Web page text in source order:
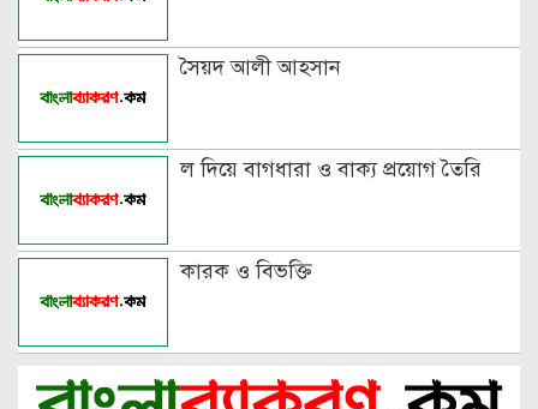
সৈয়দ আলী আহসান
ল দিয়ে বাগধারা ও বাক্য প্রয়োগ তৈরি
কারক ও বিভক্তি